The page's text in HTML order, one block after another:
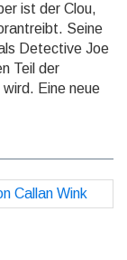
ist der Clou,
Seine
Detective Joe
Teil der
wird. Eine neue